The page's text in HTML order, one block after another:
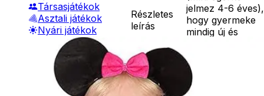
Társasjátékok
Asztali játékok
Nyári játékok
- Homokozójátékok
- Műanyag hajók
- Hinta, csúszda
- Ütők, dobálók
- Strandcikkek
Részletes
leírás
jelmez 4-6 éves),
hogy gyermeke
mindig új és
lehessen.
Anyaga 100 %
poliészter, mely